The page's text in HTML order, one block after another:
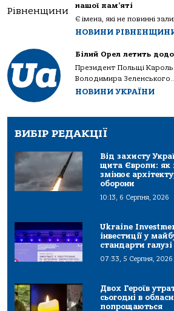
нашої пам’яті
Є імена, які не повинні
НОВИНИ
Білий Орел летить
Президент Польщі
Володимира
НОВИНИ УКРАЇНИ
ВИБІР РЕДАКЦІЇ
Від захисту
щита Європи: як
змінює
оборони
10:13, 6 Серпня, 2026
Ukraine
інвестиції у
стандарти галузі
07:33, 5 Серпня, 2026
Двох Героїв
сьогодні в
попрощаються